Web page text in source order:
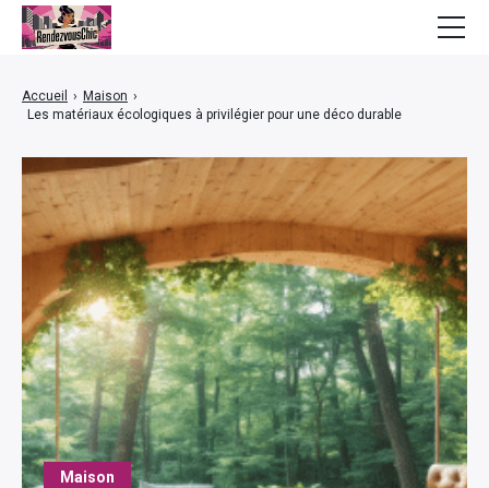
Maison
Accueil › Maison ›
Les matériaux écologiques à privilégier pour une déco durable
Bien-être
Beauté
Lifestyle
Finance
Maison